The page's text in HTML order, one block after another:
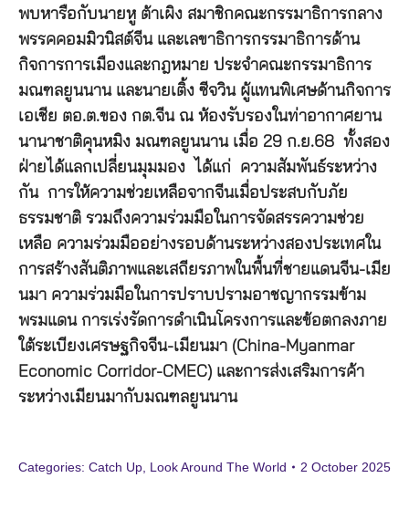
พบหารือกับนายหู ต้าเผิง สมาชิกคณะกรรมาธิการกลาง
พรรคคอมมิวนิสต์จีน และเลขาธิการกรรมาธิการด้าน
กิจการการเมืองและกฎหมาย ประจำคณะกรรมาธิการ
มณฑลยูนนาน และนายเติ้ง ซีจวิน ผู้แทนพิเศษด้านกิจการ
เอเชีย ตอ.ต.ของ กต.จีน ณ ห้องรับรองในท่าอากาศยาน
นานาชาติคุนหมิง มณฑลยูนนาน เมื่อ 29 ก.ย.68 ทั้งสอง
ฝ่ายได้แลกเปลี่ยนมุมมอง ได้แก่ ความสัมพันธ์ระหว่าง
กัน การให้ความช่วยเหลือจากจีนเมื่อประสบกับภัย
ธรรมชาติ รวมถึงความร่วมมือในการจัดสรรความช่วย
เหลือ ความร่วมมืออย่างรอบด้านระหว่างสองประเทศใน
การสร้างสันติภาพและเสถียรภาพในพื้นที่ชายแดนจีน-เมีย
นมา ความร่วมมือในการปราบปรามอาชญากรรมข้าม
พรมแดน การเร่งรัดการดำเนินโครงการและข้อตกลงภาย
ใต้ระเบียงเศรษฐกิจจีน-เมียนมา (China-Myanmar
Economic Corridor-CMEC) และการส่งเสริมการค้า
ระหว่างเมียนมากับมณฑลยูนนาน
Categories: Catch Up Look Around The World 2 October 2025